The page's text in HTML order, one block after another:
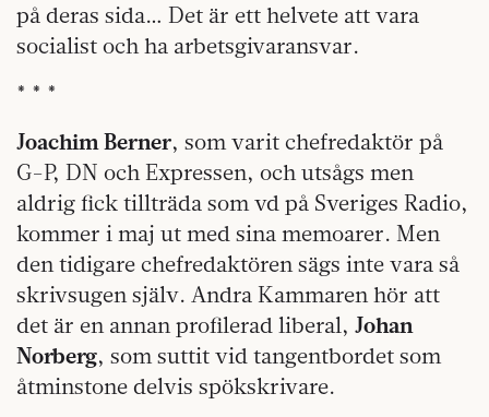
på deras sida… Det är ett helvete att vara
socialist och ha arbetsgivaransvar.
* * *
Joachim Berner, som varit chefredaktör på
G-P, DN och Expressen, och utsågs men
aldrig fick tillträda som vd på Sveriges Radio,
kommer i maj ut med sina memoarer. Men
den tidigare chefredaktören sägs inte vara så
skrivsugen själv. Andra Kammaren hör att
det är en annan profilerad liberal, Johan
Norberg, som suttit vid tangentbordet som
åtminstone delvis spökskrivare.